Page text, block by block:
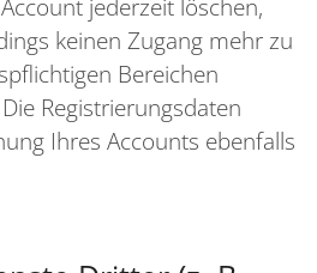
jederzeit löschen,
keinen Zugang mehr zu
Bereichen
Registrierungsdaten
Ihres Accounts ebenfalls